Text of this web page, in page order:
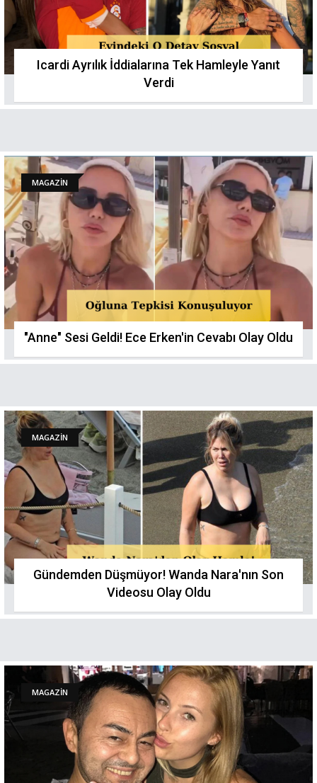
Icardi Ayrılık İddialarına Tek Hamleyle Yanıt
Verdi
MAGAZİN
"Anne" Sesi Geldi! Ece Erken'in Cevabı Olay Oldu
MAGAZİN
Gündemden Düşmüyor! Wanda Nara'nın Son
Videosu Olay Oldu
MAGAZİN